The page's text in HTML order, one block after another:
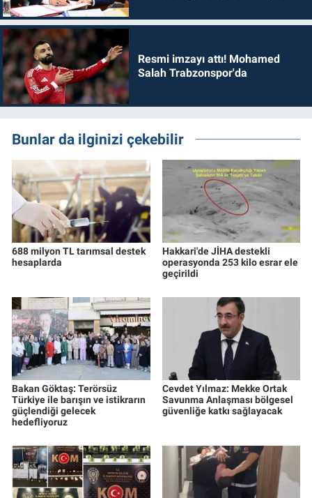
Resmi imzayı attı! Mohamed
Salah Trabzonspor'da
Bunlar da ilginizi çekebilir
688 milyon TL tarımsal destek
hesaplarda
Hakkari'de JİHA destekli
operasyonda 253 kilo esrar ele
geçirildi
Bakan Göktaş: Terörsüz
Türkiye ile barışın ve istikrarın
güçlendiği gelecek
hedefliyoruz
Cevdet Yılmaz: Mekke Ortak
Savunma Anlaşması bölgesel
güvenliğe katkı sağlayacak